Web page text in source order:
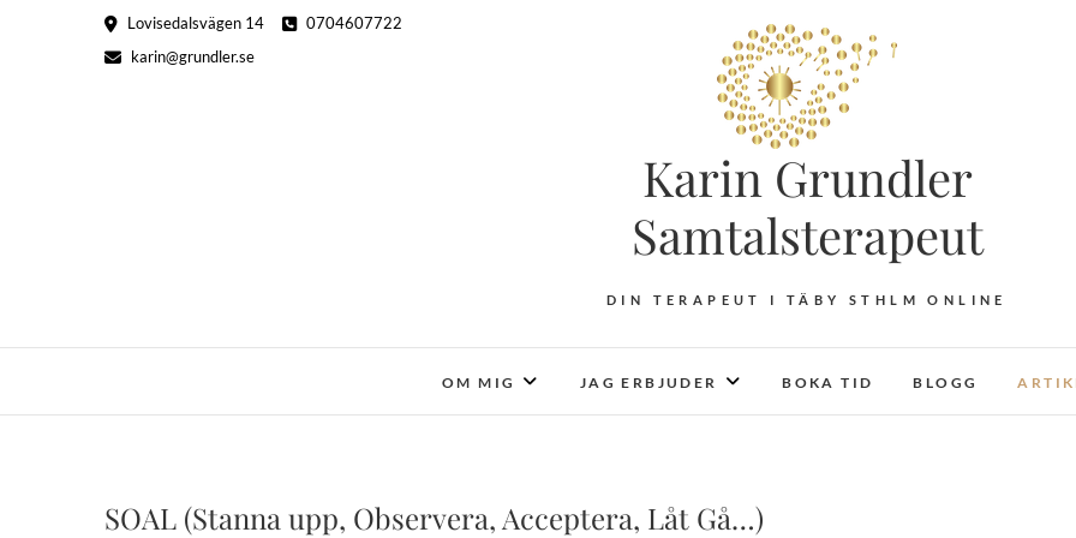
Lovisedalsvägen 14
0704607722
karin@grundler.se
Karin Grundler
Samtalsterapeut
DIN TERAPEUT I TÄBY STHLM ONLINE
OM MIG JAG ERBJUDER BOKA TID BLOGG
SOAL (Stanna upp, Observera, Acceptera, Låt Gå…)